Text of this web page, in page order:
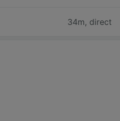
34m, direct